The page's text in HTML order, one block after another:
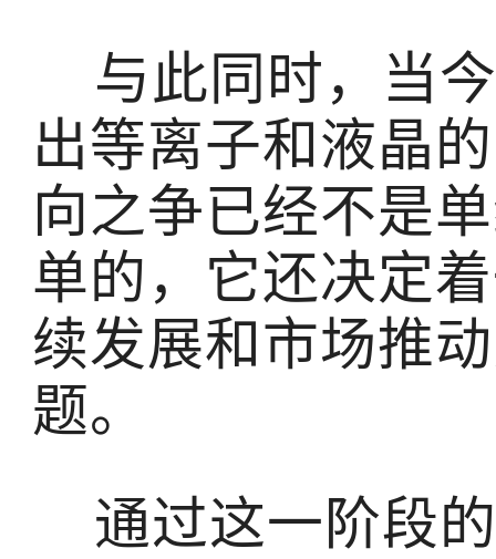
与此同时，当
出等离子和液晶
向之争已经不是
单的，它还决定
续发展和市场推
题。
通过这一阶段